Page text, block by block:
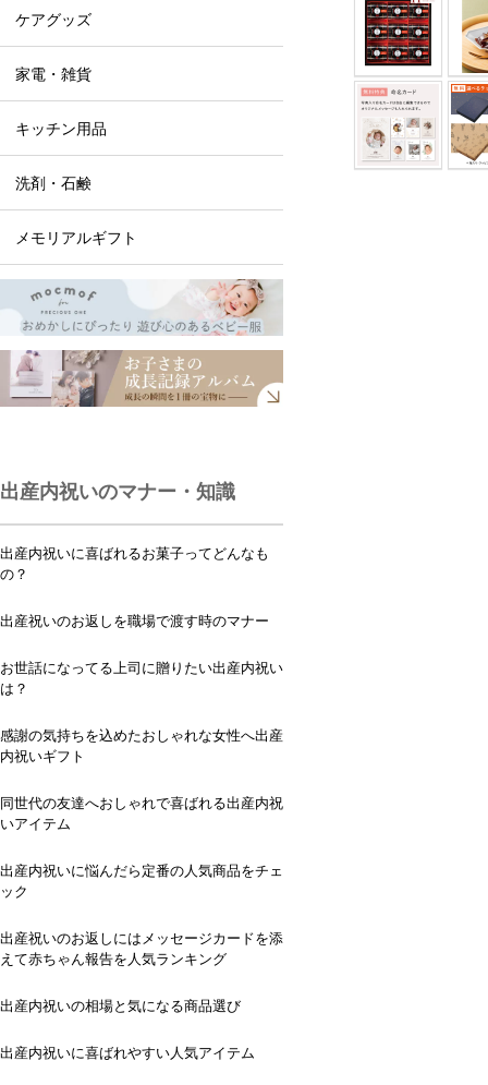
ケアグッズ
家電・雑貨
キッチン用品
洗剤・石鹸
メモリアルギフト
出産内祝いのマナー・知識
出産内祝いに喜ばれるお菓子ってどんなも
の？
出産祝いのお返しを職場で渡す時のマナー
お世話になってる上司に贈りたい出産内祝い
は？
感謝の気持ちを込めたおしゃれな女性へ出産
内祝いギフト
同世代の友達へおしゃれで喜ばれる出産内祝
いアイテム
出産内祝いに悩んだら定番の人気商品をチェ
ック
出産祝いのお返しにはメッセージカードを添
えて赤ちゃん報告を人気ランキング
出産内祝いの相場と気になる商品選び
出産内祝いに喜ばれやすい人気アイテム